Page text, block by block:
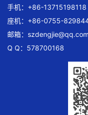
手机：+86-13715198118
座机：+86-0755-
邮箱： szdengjie@qq.com
Q Q：578700168